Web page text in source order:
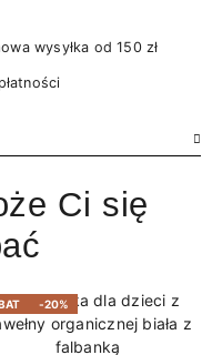
wysyłka od 150 zł
Ci się
-20%